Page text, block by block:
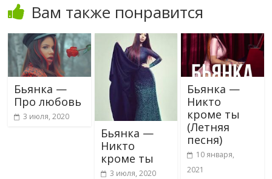
Вам также понравится
Бьянка —
Про любовь
3 июля, 2020
Бьянка —
Никто
кроме ты
3 июля, 2020
Бьянка —
Никто
кроме ты
(Летняя
песня)
10 января,
2021